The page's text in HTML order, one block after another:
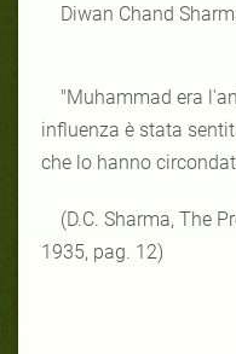
Diwan Chand
"Muhammad era
influenza è stata
che lo hanno
(D.C. Sharma, The
1935, pag. 12)